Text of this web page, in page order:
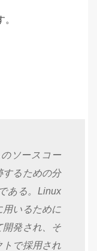
ソースコー
するための分
ある。Linux
用いるために
開発され、そ
トで採用され